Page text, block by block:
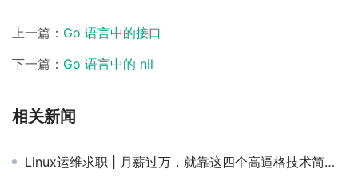
上一篇： Go 语言中的接口
下一篇： Go 语言中的 nil
相关新闻
Linux运维求职 | 月薪过万，就靠这四个高逼格技术简历制作技巧啦~